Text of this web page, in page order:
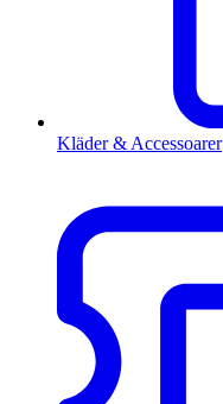
Kläder & Accessoarer